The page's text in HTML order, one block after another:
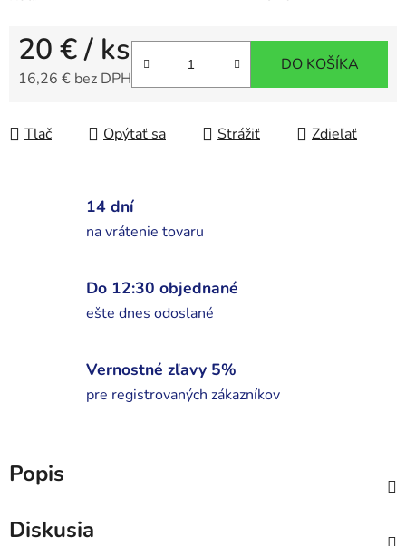
20 €/ ks
16,26 € bez DPH
DO KOŠÍKA
Tlač Opýtať sa Strážiť Zdieľať
14 dní
na vrátenie tovaru
Do 12:30 objednané
ešte dnes odoslané
Vernostné zľavy 5%
pre registrovaných zákazníkov
Popis
Diskusia